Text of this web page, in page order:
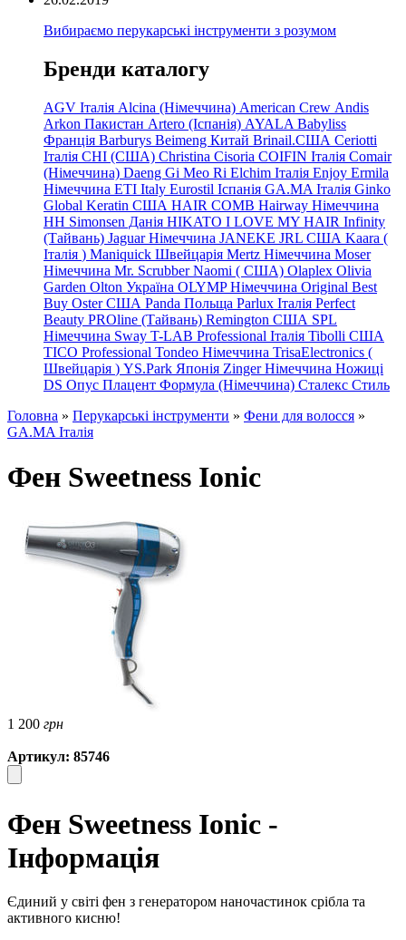
Вибираємо перукарські інструменти з розумом
Бренди каталогу
AGV Італія Alcina (Німеччина) American Crew Andis
Arkon Пакистан Artero (Іспанія) AYALA Babyliss
Франція Barburys Beimeng Китай Brinail.США Ceriotti
Італія CHI (США) Christina Cisoria COIFIN Італія Comair
(Німеччина) Daeng Gi Meo Ri Elchim Італія Enjoy Ermila
Німеччина ETI Italy Eurostil Іспанія GA.MA Італія Ginko
Global Keratin США HAIR COMB Hairway Німеччина
HH Simonsen Данія HIKATO I LOVE MY HAIR Infinity
(Тайвань) Jaguar Німеччина JANEKE JRL США Kaara (
Італія ) Maniquick Швейцарія Mertz Німеччина Moser
Німеччина Mr. Scrubber Naomi ( США) Olaplex Olivia
Garden Olton Україна OLYMP Німеччина Original Best
Buy Oster США Panda Польща Parlux Італія Perfect
Beauty PROline (Тайвань) Remington США SPL
Німеччина Sway T-LAB Professional Італія Tibolli США
TICO Professional Tondeo Німеччина TrisaElectronics (
Швейцарія ) YS.Park Японія Zinger Німеччина Ножиці
DS Опус Плацент Формула (Німеччина) Сталекс Стиль
Головна » Перукарські інструменти » Фени для волосся »
GA.MA Італія
Фен Sweetness Ionic
1 200 грн
Артикул: 85746
Фен Sweetness Ionic -
Інформація
Єдиний у світі фен з генератором наночастинок срібла та
активного кисню!